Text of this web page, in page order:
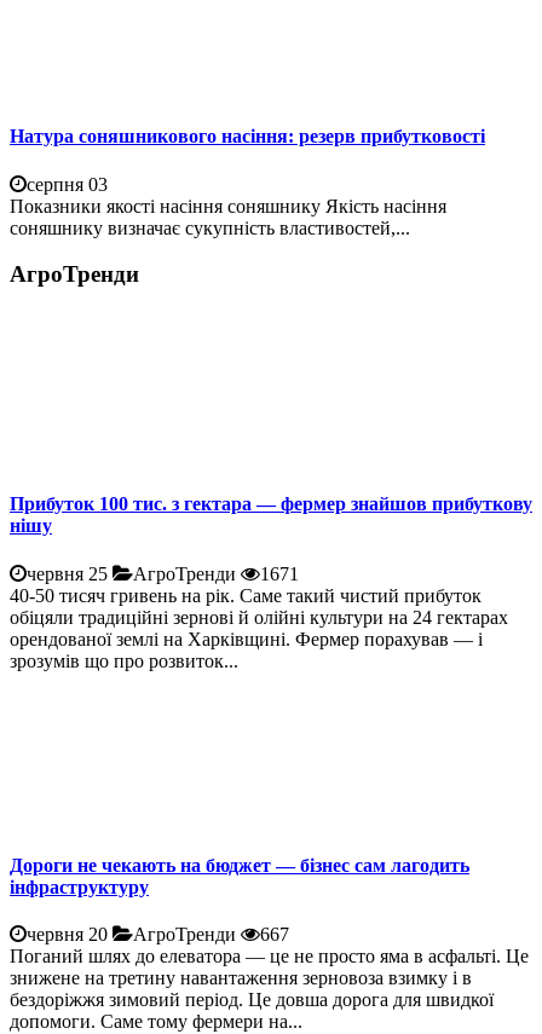
Натура соняшникового насіння: резерв прибутковості
серпня 03
Показники якості насіння соняшнику Якість насіння
соняшнику визначає сукупність властивостей,...
АгроТренди
Прибуток 100 тис. з гектара — фермер знайшов прибуткову
нішу
червня 25 АгроТренди
1671
40-50 тисяч гривень на рік. Саме такий чистий прибуток
обіцяли традиційні зернові й олійні культури на 24 гектарах
орендованої землі на Харківщині. Фермер порахував — і
зрозумів що про розвиток...
Дороги не чекають на бюджет — бізнес сам лагодить
інфраструктуру
червня 20 АгроТренди
667
Поганий шлях до елеватора — це не просто яма в асфальті. Це
знижене на третину навантаження зерновоза взимку і в
бездоріжжя зимовий період. Це довша дорога для швидкої
допомоги. Саме тому фермери на...